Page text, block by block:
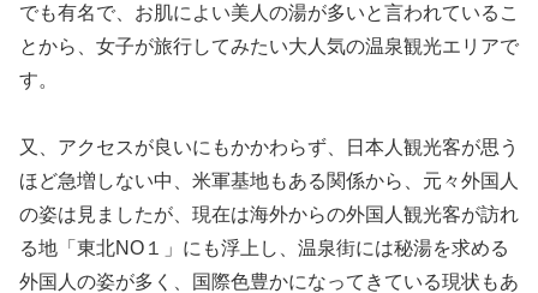
でも有名で、お肌によい美人の湯が多いと言われているこ
とから、女子が旅行してみたい大人気の温泉観光エリアで
す。
又、アクセスが良いにもかかわらず、日本人観光客が思う
ほど急増しない中、米軍基地もある関係から、元々外国人
の姿は見ましたが、現在は海外からの外国人観光客が訪れ
る地「東北NO１」にも浮上し、温泉街には秘湯を求める
外国人の姿が多く、国際色豊かになってきている現状もあ